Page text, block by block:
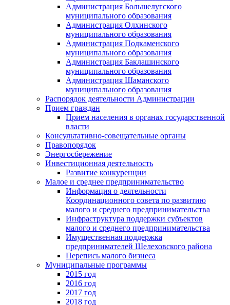
Администрация Большелугского
муниципального образования
Администрация Олхинского
муниципального образования
Администрация Подкаменского
муниципального образования
Администрация Баклашинского
муниципального образования
Администрация Шаманского
муниципального образования
Распорядок деятельности Администрации
Прием граждан
Прием населения в органах государственной
власти
Консультативно-совещательные органы
Правопорядок
Энергосбережение
Инвестиционная деятельность
Развитие конкуренции
Малое и среднее предпринимательство
Информация о деятельности
Координационного совета по развитию
малого и среднего предпринимательства
Инфраструктура поддержки субъектов
малого и среднего предпринимательства
Имущественная поддержка
предпринимателей Шелеховского района
Перепись малого бизнеса
Муниципальные программы
2015 год
2016 год
2017 год
2018 год